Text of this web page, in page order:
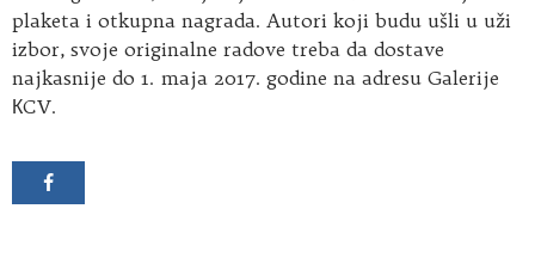
plaketa i otkupna nagrada. Autori koji budu ušli u uži
izbor, svoje originalne radove treba da dostave
najkasnije do 1. maja 2017. godine na adresu Galerije
КCV.